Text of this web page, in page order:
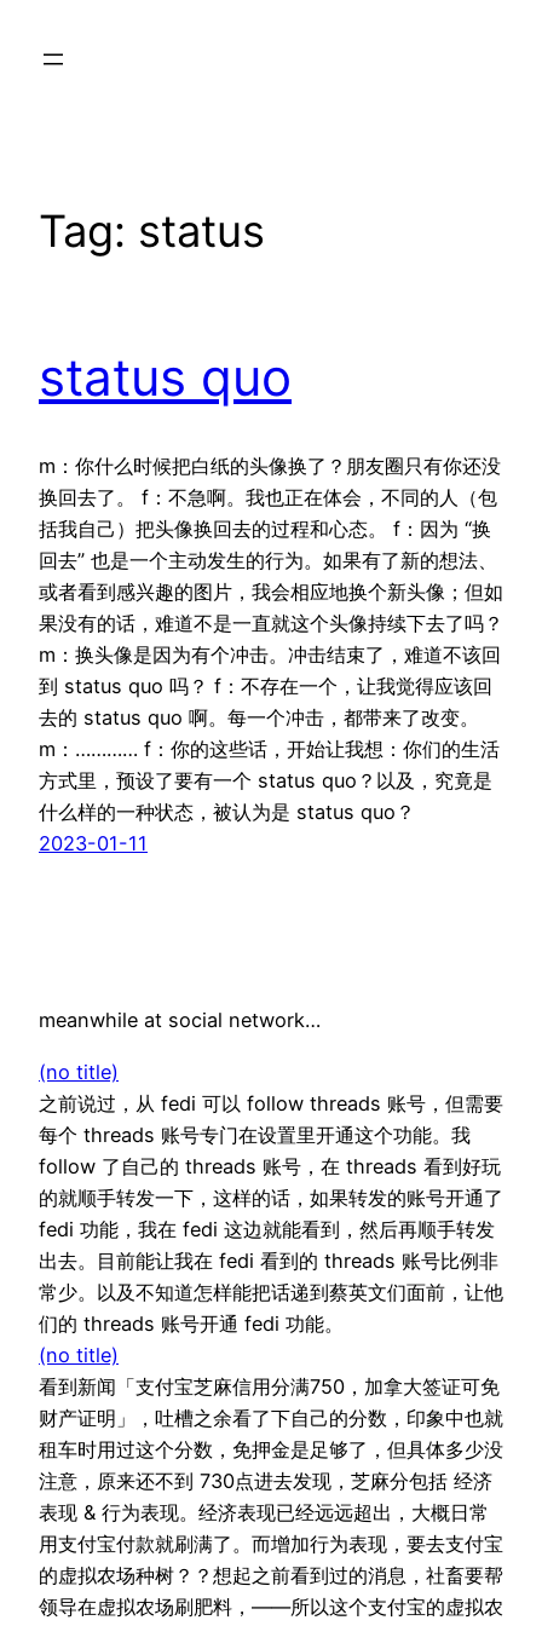
Tag: status
status quo
m：你什么时候把白纸的头像换了？朋友圈只有你还没
换回去了。 f：不急啊。我也正在体会，不同的人（包
括我自己）把头像换回去的过程和心态。 f：因为 “换
回去” 也是一个主动发生的行为。如果有了新的想法、
或者看到感兴趣的图片，我会相应地换个新头像；但如
果没有的话，难道不是一直就这个头像持续下去了吗？
m：换头像是因为有个冲击。冲击结束了，难道不该回
到 status quo 吗？ f：不存在一个，让我觉得应该回
去的 status quo 啊。每一个冲击，都带来了改变。
m：………… f：你的这些话，开始让我想：你们的生活
方式里，预设了要有一个 status quo？以及，究竟是
什么样的一种状态，被认为是 status quo？
2023-01-11
meanwhile at social network…
(no title)
之前说过，从 fedi 可以 follow threads 账号，但需要
每个 threads 账号专门在设置里开通这个功能。我
follow 了自己的 threads 账号，在 threads 看到好玩
的就顺手转发一下，这样的话，如果转发的账号开通了
fedi 功能，我在 fedi 这边就能看到，然后再顺手转发
出去。目前能让我在 fedi 看到的 threads 账号比例非
常少。以及不知道怎样能把话递到蔡英文们面前，让他
们的 threads 账号开通 fedi 功能。
(no title)
看到新闻「支付宝芝麻信用分满750，加拿大签证可免
财产证明」，吐槽之余看了下自己的分数，印象中也就
租车时用过这个分数，免押金是足够了，但具体多少没
注意，原来还不到 730点进去发现，芝麻分包括 经济
表现 & 行为表现。经济表现已经远远超出，大概日常
用支付宝付款就刷满了。而增加行为表现，要去支付宝
的虚拟农场种树？？想起之前看到过的消息，社畜要帮
领导在虚拟农场刷肥料，——所以这个支付宝的虚拟农